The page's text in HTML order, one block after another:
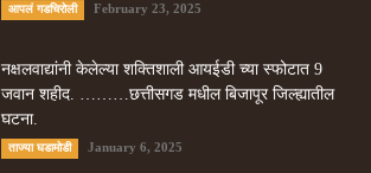
आपलं गडचिरोली February 23, 2025
नक्षलवाद्यांनी केलेल्या शक्तिशाली आयईडी च्या स्फोटात 9
जवान शहीद. ………छत्तीसगड मधील बिजापूर जिल्ह्यातील
घटना.
ताज्या घडामोडी January 6, 2025